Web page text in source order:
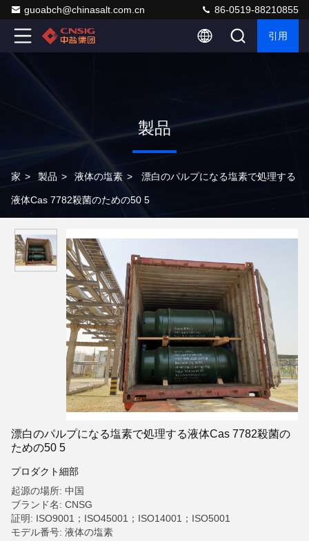
guoabch@chinasalt.com.cn 86-0519-88210855
引用
製品
家 > 製品 > 液体の塩素 > 漂白のパルプになる塩素で処理する
液体Cas 7782殺菌のための50 5
漂白のパルプになる塩素で処理する液体Cas 7782殺菌の
ための50 5
プロダクト細部
起源の場所: 中国
ブランド名: CNSG
証明: ISO9001；ISO45001；ISO14001；ISO5001
モデル番号: 液体の塩素